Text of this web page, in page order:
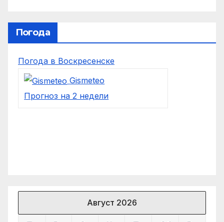
Погода
Погода в Воскресенске
Gismeteo
Прогноз на 2 недели
Август 2026